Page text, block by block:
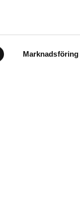
Marknadsföring